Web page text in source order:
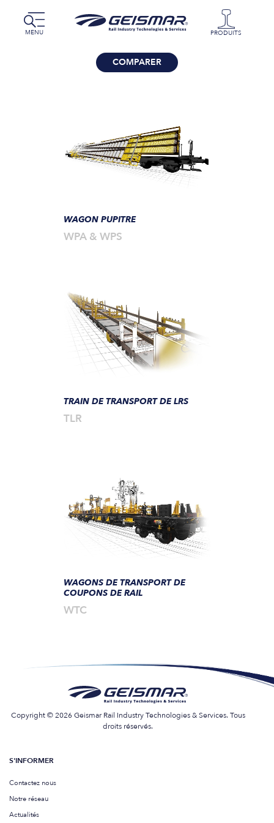
MENU PRODUITS
COMPARER
WAGON PUPITRE
WPA & WPS
TRAIN DE TRANSPORT DE LRS
TLR
WAGONS DE TRANSPORT DE
COUPONS DE RAIL
WTC
Copyright © 2026 Geismar Rail Industry Technologies & Services. Tous
droits réservés.
S'INFORMER
Contactez nous
Notre réseau
Actualités